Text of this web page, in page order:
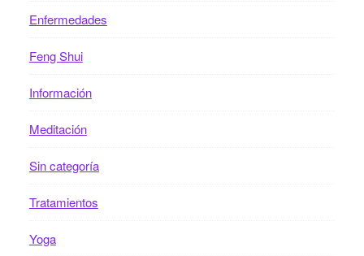
Enfermedades
Feng Shui
Información
Meditación
Sin categoría
Tratamientos
Yoga